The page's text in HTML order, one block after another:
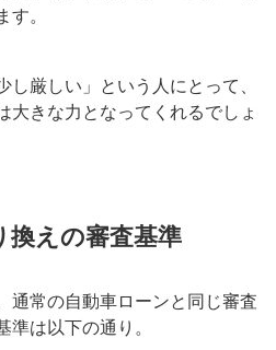
す。
し厳しい」という人にとって、
大きな力となってくれるでしょ
換えの審査基準
通常の自動車ローンと同じ審査
準は以下の通り。